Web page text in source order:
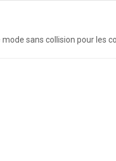
sans collision pour les